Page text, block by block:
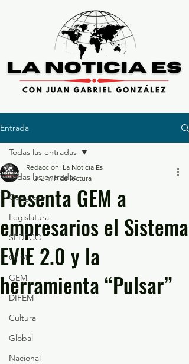
Entrada
Todas las entradas
Congreso
Legislatura
SEDECO
GEM
GEM
DIFEM
Cultura
Global
Nacional
Todas las entradas
Presenta GEM a
empresarios el Sistema
EVIE 2.0 y la
herramienta “Pulsar”
Redacción: La Noticia Es
1 jul 2 min de lectura